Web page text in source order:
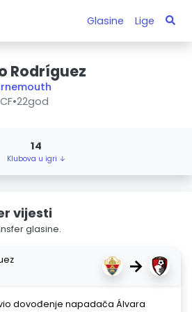
Glasine Lige
Rodríguez
CF•22god
14
Klubova u igri ↓
vijesti
glasine.
→
dovođenje napadača Álvara